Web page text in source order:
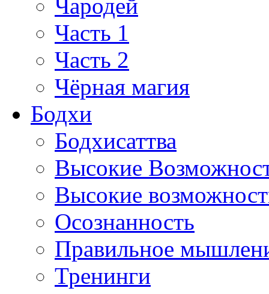
Чародей
Часть 1
Часть 2
Чёрная магия
Бодхи
Бодхисаттва
Высокие
Высокие
Осознанность
Правильное
Тренинги